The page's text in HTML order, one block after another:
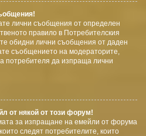
лични съобщения от определен
правило в Потребителския
обидни лични съобщения от даден
съобщението на модераторите,
потребителя да изпраща лични
от някой от този форум!
за изпращане на емейли от форума
следят потребителите, които